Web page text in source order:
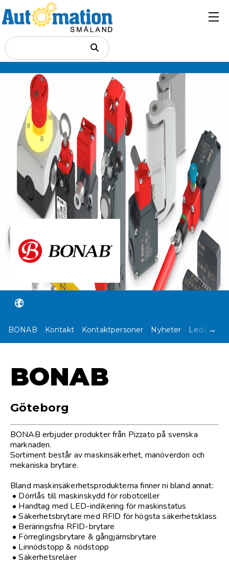
BONAB Kontakt Kontaktpersoner Nyheter Lediga
→
BONAB
Göteborg
BONAB erbjuder produkter från Pizzato på svenska
marknaden.
Sortiment består av maskinsäkerhet, manöverdon och
mekaniska brytare.
Bland maskinsäkerhetsprodukterna finner ni bland annat:
• Dörrlås till maskinskydd för robotceller
• Handtag med LED-indikering för maskinstatus
• Säkerhetsbrytare med RFID för högsta säkerhetsklass
• Beräringsfria RFID-brytare
• Förreglingsbrytare & gångjärnsbrytare
• Linnödstopp & nödstopp
• Säkerhetsreläer